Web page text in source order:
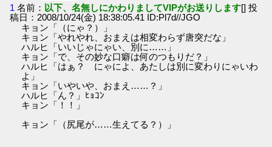
1 名前： 以下、名無しにかわりましてVIPがお送りします[] 投
稿日：2008/10/24(金) 18:38:05.41 ID:Pl7d//JGO
キョン「（にゃ？）」
キョン「やれやれ、おまえは相変わらず唐突だな」
ハルヒ「いいじゃにゃい、別に……」
キョン「で、その妙な口癖は何のつもりだ？」
ハルヒ「はぁ？ にゃによ、あたしは別に変わりにゃいわ
よ」
キョン「いやいや、おまえ……？」
ハルヒ「ん？」ﾋｮｺﾝ
キョン「！！」
キョン「（尻尾が……生えてる？）」